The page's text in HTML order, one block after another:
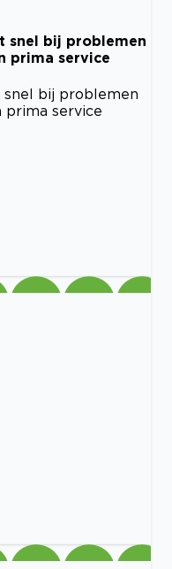
snel bij problemen
prima service
bij problemen
prima service